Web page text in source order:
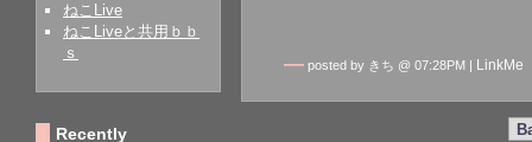
ねこLive
ねこLiveと共用ｂｂ
ｓ
Recently
—posted by きち @ 07:28PM | LinkMe